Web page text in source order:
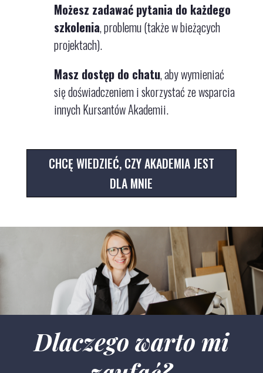
Możesz zadawać pytania do każdego
szkolenia, problemu (także w bieżących
projektach).
Masz dostęp do chatu, aby wymieniać
się doświadczeniem i skorzystać ze wsparcia
innych Kursantów Akademii.
CHCĘ WIEDZIEĆ, CZY AKADEMIA JEST
DLA MNIE
Dlaczego warto mi